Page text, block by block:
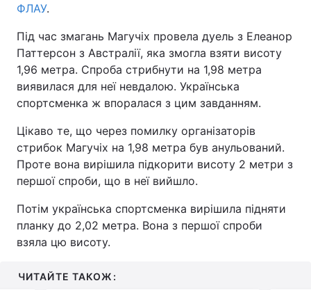
ФЛАУ.
Під час змагань Магучіх провела дуель з Елеанор
Паттерсон з Австралії, яка змогла взяти висоту
1,96 метра. Спроба стрибнути на 1,98 метра
виявилася для неї невдалою. Українська
спортсменка ж впоралася з цим завданням.
Цікаво те, що через помилку організаторів
стрибок Магучіх на 1,98 метра був анульований.
Проте вона вирішила підкорити висоту 2 метри з
першої спроби, що в неї вийшло.
Потім українська спортсменка вирішила підняти
планку до 2,02 метра. Вона з першої спроби
взяла цю висоту.
ЧИТАЙТЕ ТАКОЖ: